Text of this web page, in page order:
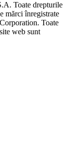
Toate drepturile
mărci înregistrate
Toate
web sunt